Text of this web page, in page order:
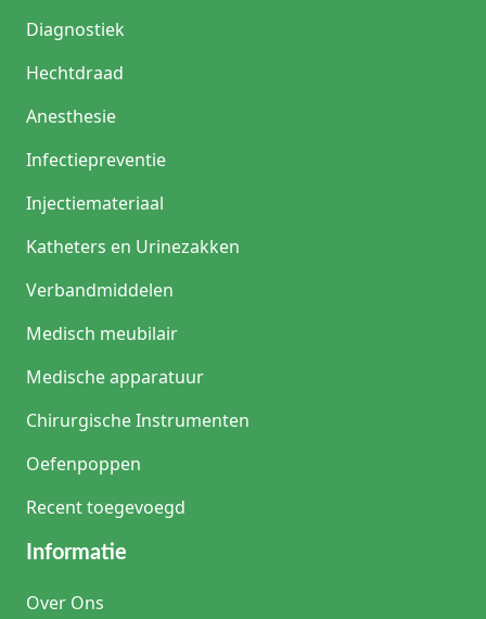
Diagnostiek
Hechtdraad
Anesthesie
Infectiepreventie
Injectiemateriaal
Katheters en Urinezakken
Verbandmiddelen
Medisch meubilair
Medische apparatuur
Chirurgische Instrumenten
Oefenpoppen
Recent toegevoegd
Informatie
Over Ons